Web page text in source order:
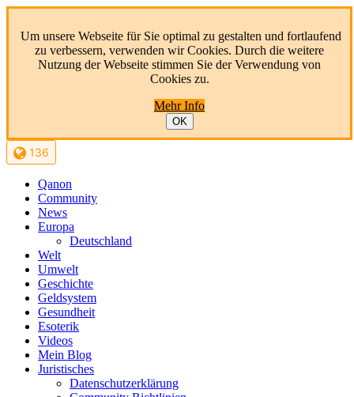
Um unsere Webseite für Sie optimal zu gestalten und fortlaufend
zu verbessern, verwenden wir Cookies. Durch die weitere
Nutzung der Webseite stimmen Sie der Verwendung von
Cookies zu.
Mehr Info
OK
136
Qanon
Community
News
Europa
Deutschland
Welt
Umwelt
Geschichte
Geldsystem
Gesundheit
Esoterik
Videos
Mein Blog
Juristisches
Datenschutzerklärung